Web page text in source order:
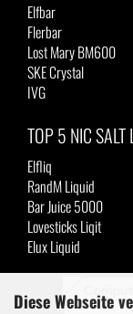
Diese Webseite
Elfbar
Flerbar
Lost Mary BM600
SKE Crystal
IVG
TOP 5 NIC SALT
Elfliq
RandM Liquid
Bar Juice 5000
Lovesticks Liqit
Elux Liquid